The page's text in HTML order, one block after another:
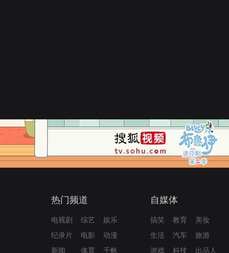
热门频道
电视剧 综艺
娱乐
纪录片
电影
动漫
新闻
体育 千帆
自媒体
搞笑 教育
美妆
生活
汽车
旅游
游戏
科技 出品人